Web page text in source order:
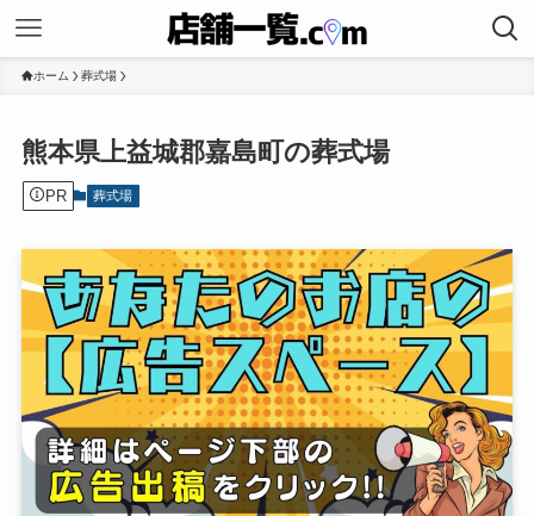
ホーム 葬式場
熊本県上益城郡嘉島町の葬式場
PR 葬式場